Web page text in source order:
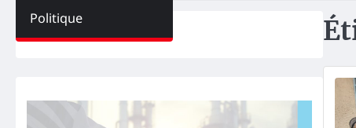
Politique